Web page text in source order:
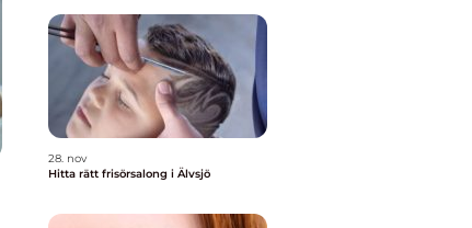
28. nov
Hitta rätt frisörsalong i Älvsjö